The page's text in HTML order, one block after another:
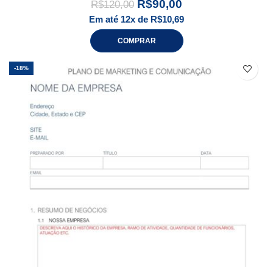
R$120,00 R$90,00
Em até 12x de R$10,69
COMPRAR
-18%